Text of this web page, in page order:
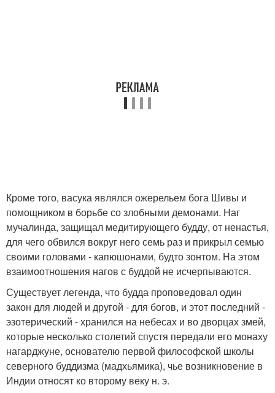
Кроме того, васука являлся ожерельем бога Шивы и
помощником в борьбе со злобными демонами. Наг
мучалинда, защищал медитирующего будду, от ненастья,
для чего обвился вокруг него семь раз и прикрыл семью
своими головами - капюшонами, будто зонтом. На этом
взаимоотношения нагов с буддой не исчерпываются.
Существует легенда, что будда проповедовал один
закон для людей и другой - для богов, и этот последний -
эзотерический - хранился на небесах и во дворцах змей,
которые несколько столетий спустя передали его монаху
нагарджуне, основателю первой философской школы
северного буддизма (мадхьямика), чье возникновение в
Индии относят ко второму веку н. э.